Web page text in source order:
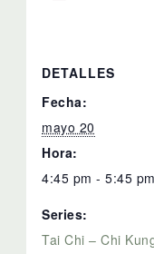
DETALLES
Fecha:
mayo 20
Hora:
4:45 pm - 5:45 pm
Series:
Tai Chi – Chi